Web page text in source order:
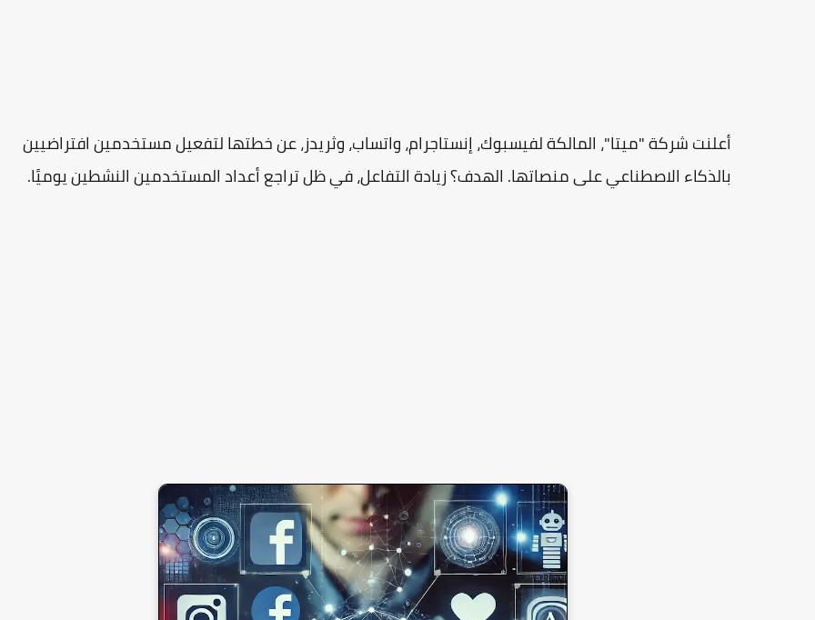
أعلنت شركة "ميتا"، المالكة لفيسبوك، إنستاجرام، واتساب، وثريدز، عن خطتها لتفعيل مستخدمين افتراضيين
بالذكاء الاصطناعي على منصاتها. الهدف؟ زيادة التفاعل، في ظل تراجع أعداد المستخدمين النشطين يوميًا.